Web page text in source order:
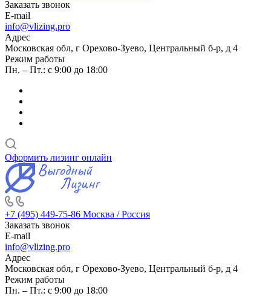
Заказать звонок
E-mail
info@vlizing.pro
Адрес
Московская обл, г Орехово-Зуево, Центральный б-р, д 4
Режим работы
Пн. – Пт.: с 9:00 до 18:00
Оформить лизинг онлайн
+7 (495) 449-75-86 Москва / Россия
Заказать звонок
E-mail
info@vlizing.pro
Адрес
Московская обл, г Орехово-Зуево, Центральный б-р, д 4
Режим работы
Пн. – Пт.: с 9:00 до 18:00